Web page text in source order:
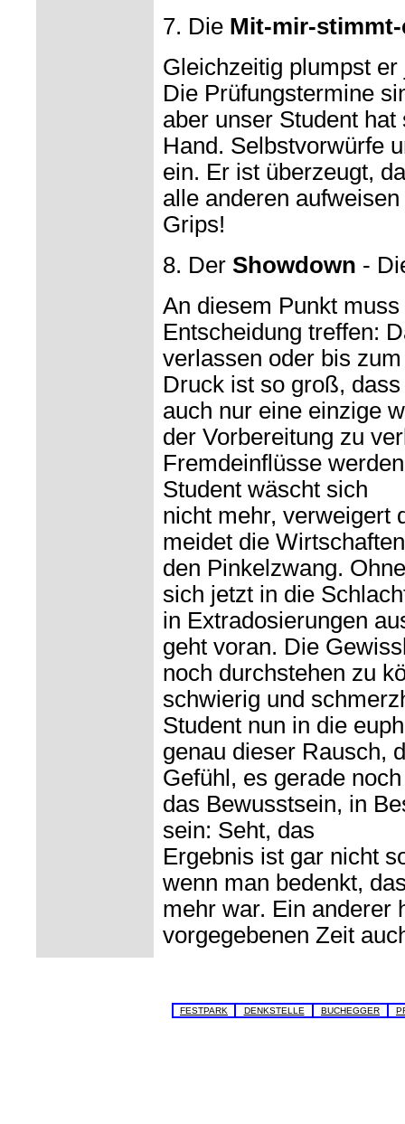
7. Die Mit-mir-
Gleichzeitig plumpst
Die Prüfungstermine
aber unser Student
Hand. Selbstvorwürfe
ein. Er ist überzeugt,
alle anderen
Grips!
8. Der Showdown -
An diesem Punkt
Entscheidung treffen:
verlassen oder bis
Druck ist so groß,
auch nur eine einzige
der Vorbereitung zu
Fremdeinflüsse
Student wäscht sich
nicht mehr, verweigert
meidet die
den Pinkelzwang.
sich jetzt in die
in Extradosierungen
geht voran. Die
noch durchstehen zu
schwierig und
Student nun in die
genau dieser Rausch,
Gefühl, es gerade
das Bewusstsein, in
sein: Seht, das
Ergebnis ist gar nicht
wenn man bedenkt,
mehr war. Ein anderer
vorgegebenen Zeit
FESTPARK DENKSTELLE BUCHEGGER